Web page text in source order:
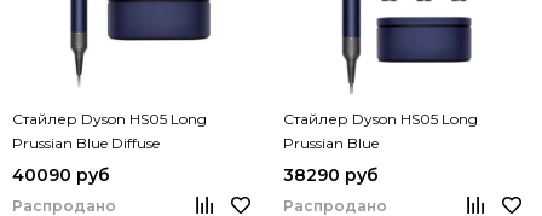
Стайлер Dyson HS05 Long
Prussian Blue Diffuse
40090 руб
Распродано
Стайлер Dyson HS05 Long
Prussian Blue
38290 руб
Распродано